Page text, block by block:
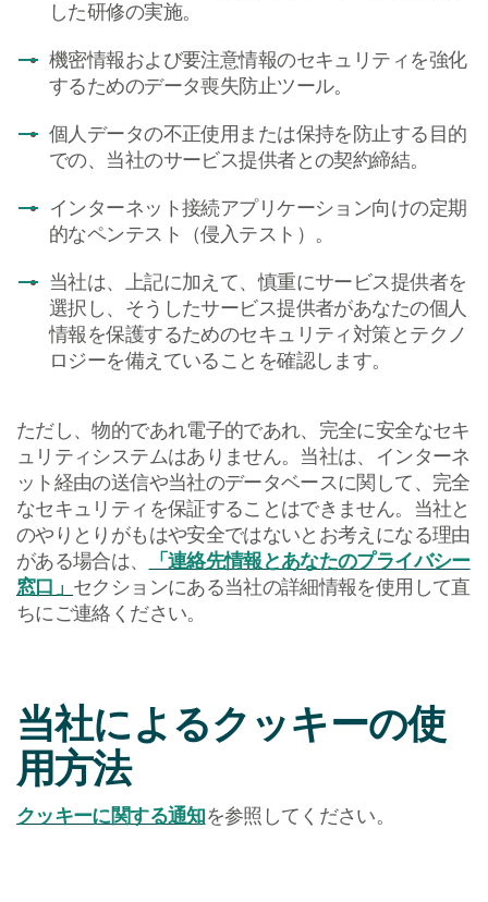
した研修の実施。
機密情報および要注意情報のセキュリティを強化
するためのデータ喪失防止ツール。
個人データの不正使用または保持を防止する目的
での、当社のサービス提供者との契約締結。
インターネット接続アプリケーション向けの定期
的なペンテスト（侵入テスト）。
当社は、上記に加えて、慎重にサービス提供者を
選択し、そうしたサービス提供者があなたの個人
情報を保護するためのセキュリティ対策とテクノ
ロジーを備えていることを確認します。
ただし、物的であれ電子的であれ、完全に安全なセキ
ュリティシステムはありません。当社は、インターネ
ット経由の送信や当社のデータベースに関して、完全
なセキュリティを保証することはできません。当社と
のやりとりがもはや安全ではないとお考えになる理由
がある場合は、
「連絡先情報とあなたのプライバシー
窓口」 セクションにある当社の詳細情報を使用して直
ちにご連絡ください。
当社によるクッキーの使
用方法
クッキーに関する通知を参照してください。